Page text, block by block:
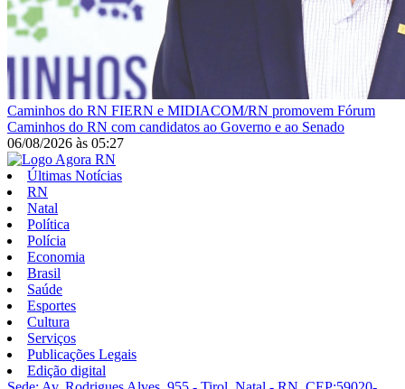
Caminhos do RN FIERN e MIDIACOM/RN promovem Fórum
Caminhos do RN com candidatos ao Governo e ao Senado
06/08/2026 às 05:27
Últimas Notícias
RN
Natal
Política
Polícia
Economia
Brasil
Saúde
Esportes
Cultura
Serviços
Publicações Legais
Edição digital